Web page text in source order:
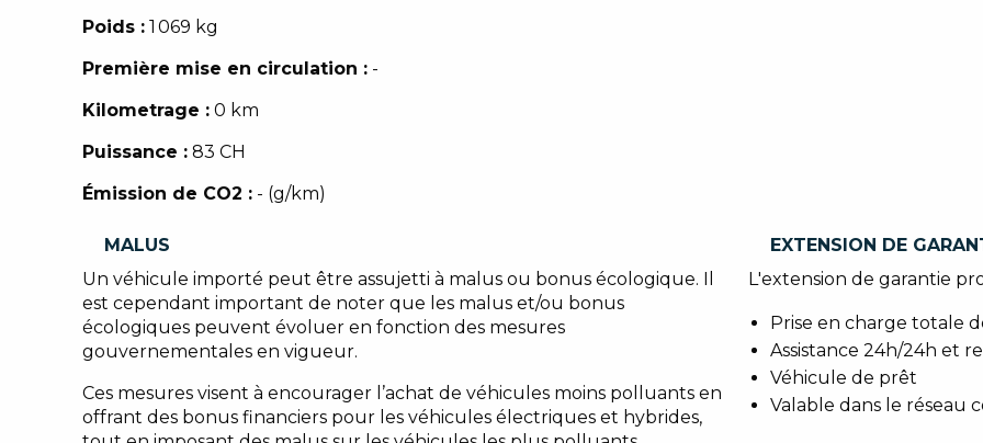
Poids :1 069 kg
Première mise en circulation :-
Kilometrage :0 km
Puissance :83 CH
Émission de CO2 :- (g/km)
MALUS
Un véhicule importé peut être assujetti à malus ou bonus écologique. Il
est cependant important de noter que les malus et/ou bonus
écologiques peuvent évoluer en fonction des mesures
gouvernementales en vigueur.
Ces mesures visent à encourager l’achat de véhicules moins polluants en
offrant des bonus financiers pour les véhicules électriques et hybrides,
EXTENSION DE
L'extension de garantie
Prise en charge totale
Assistance 24h/24h et
Véhicule de prêt
Valable dans le réseau